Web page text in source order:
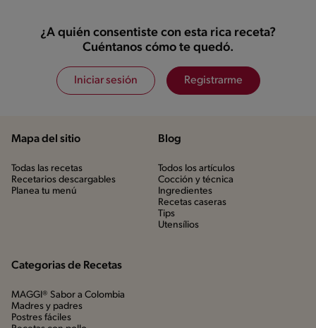
¿A quién consentiste con esta rica receta?
Cuéntanos cómo te quedó.
Iniciar sesión Registrarme
Mapa del sitio
Todas las recetas
Recetarios descargables
Planea tu menú
Blog
Todos los artículos
Cocción y técnica
Ingredientes
Recetas caseras
Tips
Utensílios
Categorias de Recetas
MAGGI® Sabor a Colombia
Madres y padres
Postres fáciles